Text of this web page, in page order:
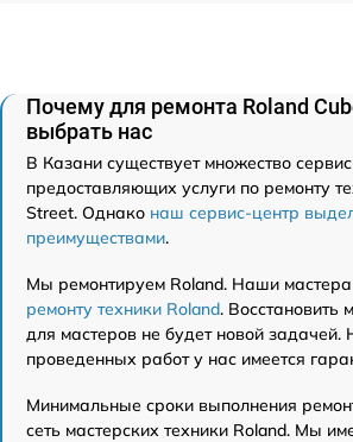
Почему для ремонта Roland
выбрать нас
В Казани существует множество
предоставляющих услуги по ремонту
Street. Однако наш сервис-центр
преимуществами.
Мы ремонтируем Roland. Наши
ремонту техники Roland. Восстановить
для мастеров не будет новой задачей.
проведенных работ у нас имеется
Минимальные сроки выполнения
сеть мастерских техники Roland. Мы